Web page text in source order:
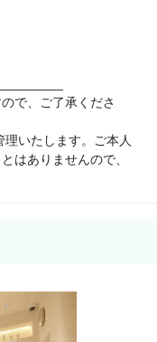
トカラー2h～)
で、ご了承くださ
理いたします。ご本人
はありませんので、